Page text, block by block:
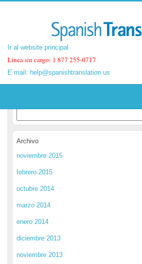
Ir al website principal
Linea sin cargo: 1 877 255-0717
E mail: help@spanishtranslation.us
Ir al website principal
Linea sin cargo: 1 877 255-0717
E mail: help@spanishtranslation.us
Spanish Translation Blog
Archivo
noviembre 2015
febrero 2015
octubre 2014
marzo 2014
enero 2014
diciembre 2013
noviembre 2013